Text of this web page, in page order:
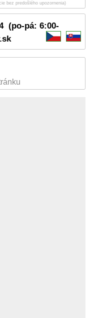
(po-pá: 6:00-
bez predošlého upozornenia)